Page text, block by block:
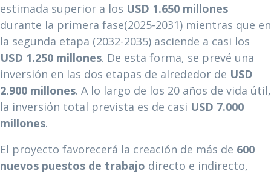
estimada superior a los USD 1.650 millones
durante la primera fase(2025-2031) mientras que en
la segunda etapa (2032-2035) asciende a casi los
USD 1.250 millones. De esta forma, se prevé una
inversión en las dos etapas de alrededor de USD
2.900 millones. A lo largo de los 20 años de vida útil,
la inversión total prevista es de casi USD 7.000
millones.
El proyecto favorecerá la creación de más de 600
nuevos puestos de trabajo directo e indirecto,